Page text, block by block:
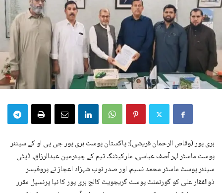
ہری پور (وقاص الرحمان قریشی): پاکستان پوسٹ ہری پور جی پی او کے سینئر
پوسٹ ماسٹر لہر آصف عباسی، مارکیٹنگ ٹیم کے چیئرمین عبدالرزاق، ڈپٹی
سینئر پوسٹ ماسٹر محمد نسیم، اور صدر نوپ شہزاد اعجاز نے پروفیسر
ذوالفقار علی کو گورنمنٹ پوسٹ گریجویٹ کالج ہری پور کا نیا پرنسپل مقرر